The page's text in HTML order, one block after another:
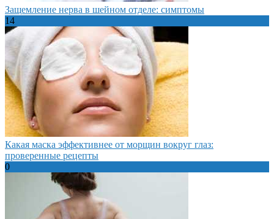
Защемление нерва в шейном отделе: симптомы
14
Какая маска эффективнее от морщин вокруг глаз:
проверенные рецепты
0